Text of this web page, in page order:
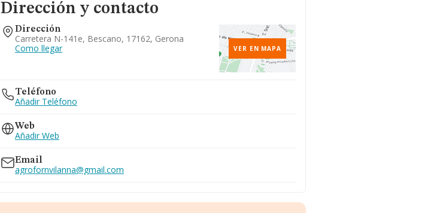
Dirección y contacto
Dirección
Carretera N-141e, Bescano, 17162, Gerona
Como llegar
VER EN MAPA
Teléfono
Añadir Teléfono
Web
Añadir Web
Email
agrofornvilanna@gmail.com